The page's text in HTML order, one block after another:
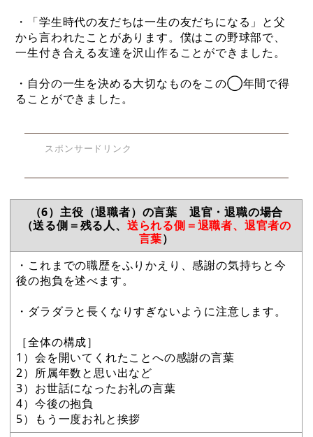
・「学生時代の友だちは一生の友だちになる」と父
から言われたことがあります。僕はこの野球部で、
一生付き合える友達を沢山作ることができました。
・自分の一生を決める大切なものをこの◯年間で得
ることができました。
スポンサードリンク
（6）主役（退職者）の言葉 退官・退職の場合
（送る側＝残る人、 送られる側＝退職者、退官者の
言葉）
・これまでの職歴をふりかえり、感謝の気持ちと今
後の抱負を述べます。
・ダラダラと長くなりすぎないように注意します。
［全体の構成］
1）会を開いてくれたことへの感謝の言葉
2）所属年数と思い出など
3）お世話になったお礼の言葉
4）今後の抱負
5）もう一度お礼と挨拶